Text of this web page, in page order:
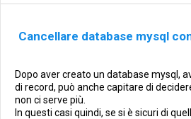
Cancellare database mysql
Dopo aver creato un database mysql,
di record, può anche capitare di
non ci serve più.
In questi casi quindi, se si è sicuri di